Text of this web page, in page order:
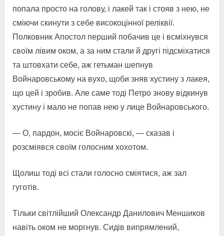
попала просто на голову, і лакей так і стояв з нею, не
сміючи скинути з себе високоцінної реліквії.
Полковник Апостол перший побачив це і всміхнувся
своїм лівим оком, а за ним стали й другі підсміхатися
та штовхати себе, аж гетьман шепнув
Войнаровському на вухо, щоби зняв хустину з лакея,
що цей і зробив. Але саме тоді Петро знову відкинув
хустину і мало не попав нею у лице Войнаровського.
— О, пардон, мосіє Войнаровскі, — сказав і
розсміявся своїм голосним хохотом.
Щолиш тоді всі стали голосно сміятися, аж зал
гуготів.
Тільки світлійший Олександр Данилович Меншиков
навіть оком не моргнув. Сидів випрямлений,